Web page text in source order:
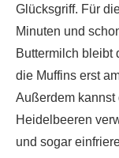
Glücksgriff. Für
Minuten und
Buttermilch bleibt
die Muffins erst
Außerdem kannst
Heidelbeeren
und sogar